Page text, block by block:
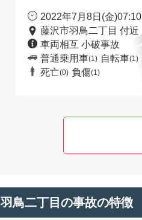
2022年7月8日(金)07:10
藤沢市羽鳥二丁目 付近
車両相互 小破事故
普通乗用車(1) 自転車(1)
死亡(0) 負傷(1)
羽鳥二丁目の事故の特徴